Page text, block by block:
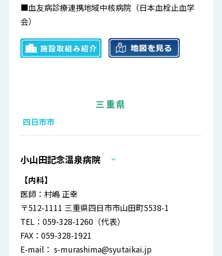
■血友病診療連携地域中核病院（日本血栓止血学
会）
三重県
四日市市
小山田記念温泉病院
【内科】
医師：村嶋 正幸
〒512-1111 三重県四日市市山田町5538-1
TEL：059-328-1260（代表）
FAX：059-328-1921
E-mail：s-murashima@syutaikai.jp